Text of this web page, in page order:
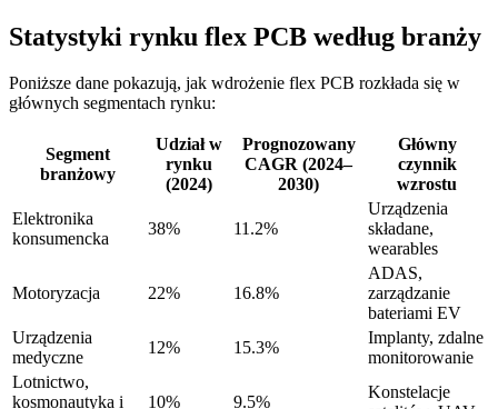
Statystyki rynku flex PCB według branży
Poniższe dane pokazują, jak wdrożenie flex PCB rozkłada się w
głównych segmentach rynku:
Segment
branżowy
Udział w
rynku
(2024)
Prognozowany
CAGR (2024–
2030)
Główny
czynnik
wzrostu
Elektronika
konsumencka
38% 11.2%
Urządzenia
składane,
wearables
Motoryzacja 22% 16.8%
ADAS,
zarządzanie
bateriami EV
Urządzenia
medyczne
12% 15.3%
Implanty, zdalne
monitorowanie
Lotnictwo,
kosmonautyka i
10% 9.5%
Konstelacje